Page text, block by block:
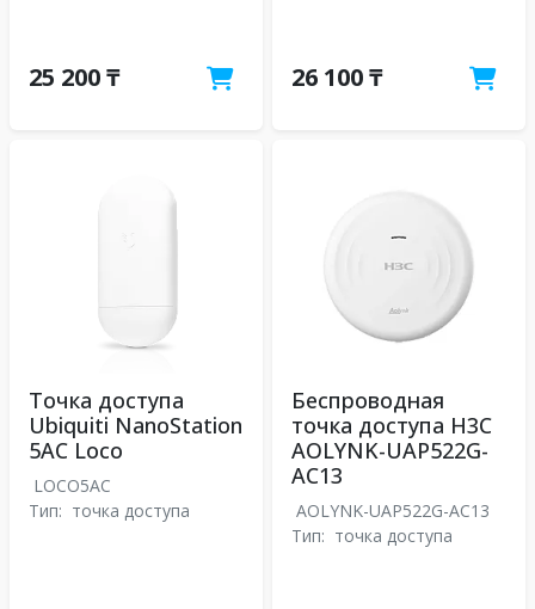
25 200 ₸ 26 100 ₸
Точка доступа
Ubiquiti NanoStation
5AC Loco
LOCO5AC
Тип: точка доступа
Беспроводная
точка доступа H3C
AOLYNK-UAP522G-
AC13
AOLYNK-UAP522G-AC13
Тип: точка доступа